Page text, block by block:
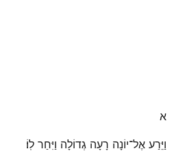
א
וַיֵּרַע אֶל־יוֹנָה רָעָה גְדוֹלָה וַיִּחַר לֽוֹ׃